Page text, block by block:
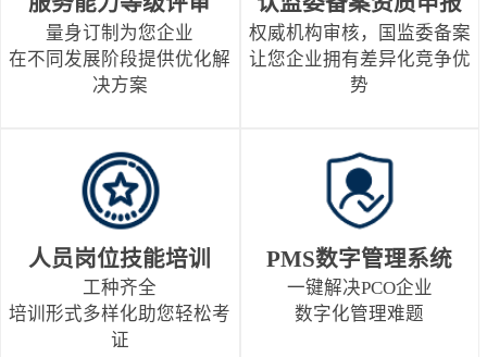
量身订制为您企业
在不同发展阶段提供优化解
决方案
权威机构审核，国监委备案
让您企业拥有差异化竞争优
势
人员岗位技能培训
工种齐全
培训形式多样化助您轻松考
证
PMS数字管理系统
一键解决PCO企业
数字化管理难题